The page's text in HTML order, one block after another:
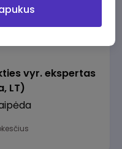
vyr. ekspertas
LT)